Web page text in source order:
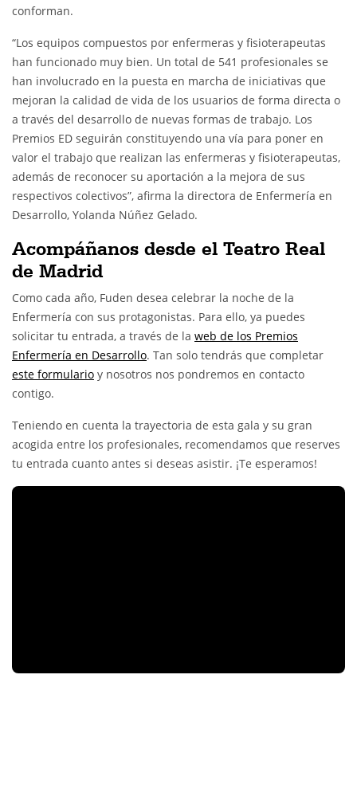
conforman.
“Los equipos compuestos por enfermeras y fisioterapeutas
han funcionado muy bien. Un total de 541 profesionales se
han involucrado en la puesta en marcha de iniciativas que
mejoran la calidad de vida de los usuarios de forma directa o
a través del desarrollo de nuevas formas de trabajo. Los
Premios ED seguirán constituyendo una vía para poner en
valor el trabajo que realizan las enfermeras y fisioterapeutas,
además de reconocer su aportación a la mejora de sus
respectivos colectivos”, afirma la directora de Enfermería en
Desarrollo, Yolanda Núñez Gelado.
Acompáñanos desde el Teatro Real
de Madrid
Como cada año, Fuden desea celebrar la noche de la
Enfermería con sus protagonistas. Para ello, ya puedes
solicitar tu entrada, a través de la web de los Premios
Enfermería en Desarrollo. Tan solo tendrás que completar
este formulario y nosotros nos pondremos en contacto
contigo.
Teniendo en cuenta la trayectoria de esta gala y su gran
acogida entre los profesionales, recomendamos que reserves
tu entrada cuanto antes si deseas asistir. ¡Te esperamos!